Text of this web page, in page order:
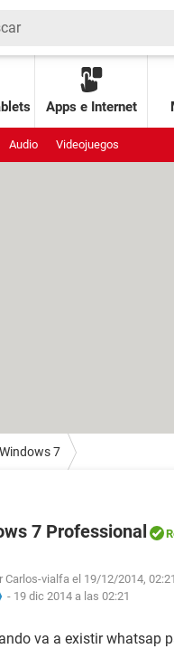
Apps e Internet
Audio Videojuegos
Windows 7
7 Professional
Carlos-vialfa el 19/12/2014, 02:21
- 19 dic 2014 a las 02:21
va a existir whatsap